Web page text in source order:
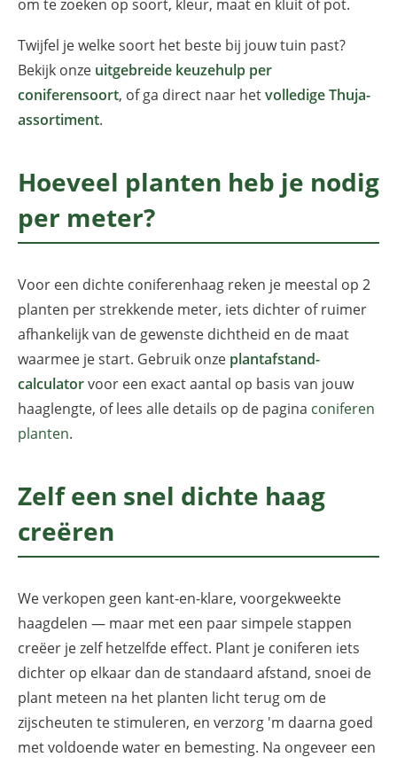
om te zoeken op soort, kleur, maat en kluit of pot.
Twijfel je welke soort het beste bij jouw tuin past?
Bekijk onze uitgebreide keuzehulp per
coniferensoort, of ga direct naar hetvolledige Thuja-
assortiment.
Hoeveel planten heb je nodig
per meter?
Voor een dichte coniferenhaag reken je meestal op 2
planten per strekkende meter, iets dichter of ruimer
afhankelijk van de gewenste dichtheid en de maat
waarmee je start. Gebruik onze plantafstand-
calculatorvoor een exact aantal op basis van jouw
haaglengte, of lees alle details op de pagina coniferen
planten.
Zelf een snel dichte haag
creëren
We verkopen geen kant-en-klare, voorgekweekte
haagdelen — maar met een paar simpele stappen
creëer je zelf hetzelfde effect. Plant je coniferen iets
dichter op elkaar dan de standaard afstand, snoei de
plant meteen na het planten licht terug om de
zijscheuten te stimuleren, en verzorg 'm daarna goed
met voldoende water en bemesting. Na ongeveer een